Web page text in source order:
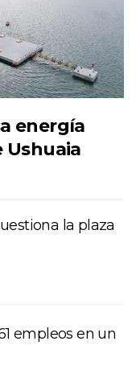
energía
Ushuaia
la plaza
empleos en un